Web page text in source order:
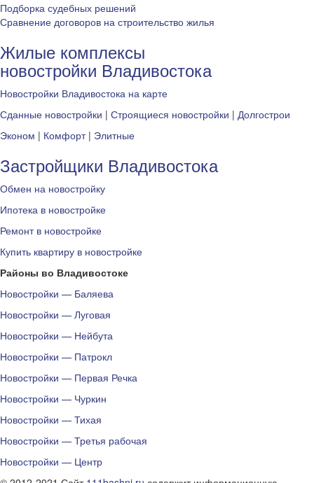
Подборка судебных решений
Сравнение договоров на строительство жилья
Жилые комплексы
новостройки Владивостока
Новостройки Владивостока на карте
Сданные новостройки | Строящиеся новостройки | Долгострои
Эконом | Комфорт| Элитные
Застройщики Владивостока
Обмен на новостройку
Ипотека в новостройке
Ремонт в новостройке
Купить квартиру в новостройке
Районы во Владивостоке
Новостройки — Баляева
Новостройки — Луговая
Новостройки — Нейбута
Новостройки — Патрокл
Новостройки — Первая Речка
Новостройки — Чуркин
Новостройки — Тихая
Новостройки — Третья рабочая
Новостройки — Центр